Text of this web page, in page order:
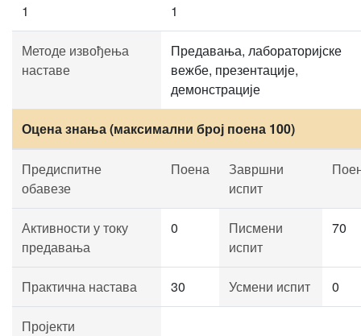
1 1
Методе извођења
наставе
Предавања, лабораторијске
вежбе, презентације,
демонстрације
Оцена знања (максимални број поена 100)
Предиспитне
обавезе
Поена
Завршни
испит
Активности у току
предавања
0
Писмени
испит
70
Практична настава 30 Усмени испит 0
Пројекти